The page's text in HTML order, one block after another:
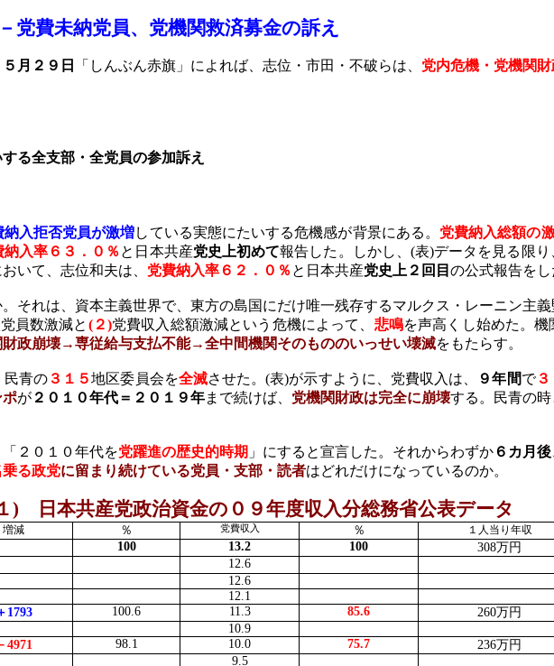
党費未納党員、党機関救済募金の訴え
５月２９日 「しんぶん赤旗」によれば、志位・市田・不破らは、 党内危機・党機関
る全支部・全党員の参加訴え
納入拒否党員が激増している実態にたいする危機感が背景にある。 党費納入総額の
納入率６３．０％ と日本共産党史上初めて報告した。しかし、 (表)データを見る限
おいて、志位和夫は、 党費納入率６２．０％ と日本共産党史上２回目 の公式報告をし
それは、資本主義世界で、東方の島国にだけ唯一残存するマルクス・レーニン主
員数激減と (２)党費収入総額激減という危機によって、 悲鳴を声高くし始めた。
財政崩壊→専従給与支払不能→全中間機関そのもののいっせい壊滅をもたらす。
民青の ３１５地区委員会を全滅させた。(表)が示すように、党費収入は、 ９年間で３
ポが ２０１０年代＝２０１９年まで続けば、 党機関財政は完全に崩壊する。民青の時
２０１０年代を党躍進の歴史的時期 」にすると宣言した。それからわずか ６カ月後
乗る政党に留まり続けている党員・支部・読者はどれだけになっているのか。
) 日本共産党政治資金の０９年度収入分総務省公表データ
増減 ％ 党費収入 ％ １人当り年収
100 13.2 100 308万円
12.6
12.6
12.1
1793 100.6 11.3 85.6 260万円
10.9
4971 98.1 10.0 75.7 236万円
9.5